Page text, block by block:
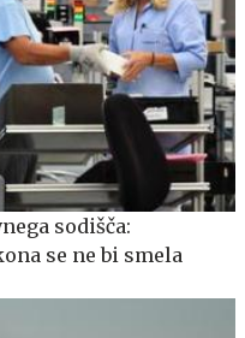
sodišča:
se ne bi smela